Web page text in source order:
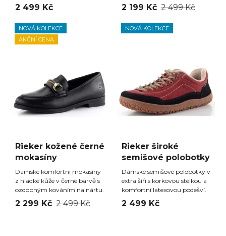
2 499 Kč 2 199 Kč 2 499 Kč
NOVÁ KOLEKCE
AKČNÍ CENA
Rieker kožené černé
mokasíny
Dámské komfortní mokasíny
z hladké kůže v černé barvě s
ozdobným kováním na nártu.
2 299 Kč 2 499 Kč
NOVÁ KOLEKCE
Rieker široké
semišové polobotky
Dámské semišové polobotky v
extra šíři s korkovou stélkou a
komfortní latexovou podešví.
2 499 Kč